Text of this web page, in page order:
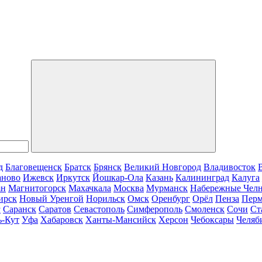
Благовещенск Братск Брянск Великий Новгород Владивосток
Ижевск Иркутск Йошкар-Ола Казань Калининград Калуга
Магнитогорск Махачкала Москва Мурманск Набережные
Новый Уренгой Норильск Омск Оренбург Орёл Пенза
Саранск Саратов Севастополь Симферополь Смоленск Сочи
Кут Уфа Хабаровск Ханты-Мансийск Херсон Чебоксары